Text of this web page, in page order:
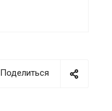
Поделиться